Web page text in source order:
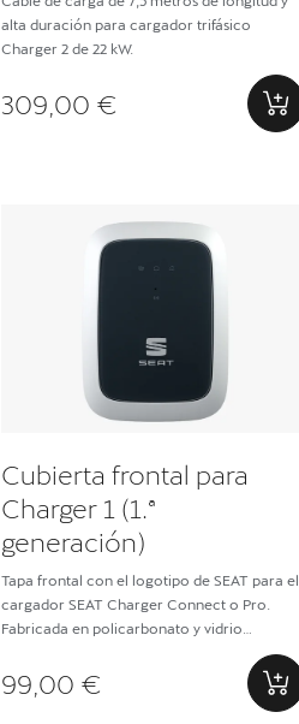
alta duración para cargador trifásico
Charger 2 de 22 kW.
309,00 €
Cubierta frontal para
Charger 1 (1.ª
generación)
Tapa frontal con el logotipo de SEAT para el
cargador SEAT Charger Connect o Pro.
Fabricada en policarbonato y vidrio
99,00 €